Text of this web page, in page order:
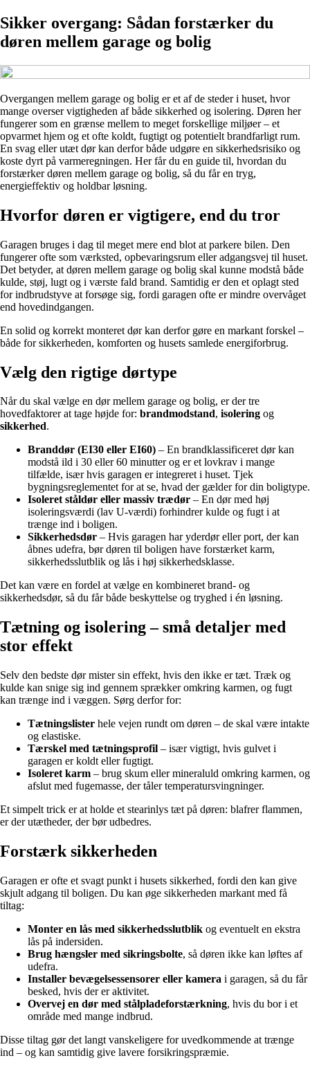
Sikker overgang: Sådan forstærker du
døren mellem garage og bolig
Overgangen mellem garage og bolig er et af de steder i huset, hvor
mange overser vigtigheden af både sikkerhed og isolering. Døren her
fungerer som en grænse mellem to meget forskellige miljøer – et
opvarmet hjem og et ofte koldt, fugtigt og potentielt brandfarligt rum.
En svag eller utæt dør kan derfor både udgøre en sikkerhedsrisiko og
koste dyrt på varmeregningen. Her får du en guide til, hvordan du
forstærker døren mellem garage og bolig, så du får en tryg,
energieffektiv og holdbar løsning.
Hvorfor døren er vigtigere, end du tror
Garagen bruges i dag til meget mere end blot at parkere bilen. Den
fungerer ofte som værksted, opbevaringsrum eller adgangsvej til huset.
Det betyder, at døren mellem garage og bolig skal kunne modstå både
kulde, støj, lugt og i værste fald brand. Samtidig er den et oplagt sted
for indbrudstyve at forsøge sig, fordi garagen ofte er mindre overvåget
end hovedindgangen.
En solid og korrekt monteret dør kan derfor gøre en markant forskel –
både for sikkerheden, komforten og husets samlede energiforbrug.
Vælg den rigtige dørtype
Når du skal vælge en dør mellem garage og bolig, er der tre
hovedfaktorer at tage højde for: brandmodstand, isolering og
sikkerhed.
Branddør (EI30 eller EI60) – En brandklassificeret dør kan
modstå ild i 30 eller 60 minutter og er et lovkrav i mange
tilfælde, især hvis garagen er integreret i huset. Tjek
bygningsreglementet for at se, hvad der gælder for din boligtype.
Isoleret ståldør eller massiv trædør – En dør med høj
isoleringsværdi (lav U-værdi) forhindrer kulde og fugt i at
trænge ind i boligen.
Sikkerhedsdør – Hvis garagen har yderdør eller port, der kan
åbnes udefra, bør døren til boligen have forstærket karm,
sikkerhedsslutblik og lås i høj sikkerhedsklasse.
Det kan være en fordel at vælge en kombineret brand- og
sikkerhedsdør, så du får både beskyttelse og tryghed i én løsning.
Tætning og isolering – små detaljer med
stor effekt
Selv den bedste dør mister sin effekt, hvis den ikke er tæt. Træk og
kulde kan snige sig ind gennem sprækker omkring karmen, og fugt
kan trænge ind i væggen. Sørg derfor for:
Tætningslister hele vejen rundt om døren – de skal være intakte
og elastiske.
Tærskel med tætningsprofil – især vigtigt, hvis gulvet i
garagen er koldt eller fugtigt.
Isoleret karm – brug skum eller mineraluld omkring karmen, og
afslut med fugemasse, der tåler temperatursvingninger.
Et simpelt trick er at holde et stearinlys tæt på døren: blafrer flammen,
er der utætheder, der bør udbedres.
Forstærk sikkerheden
Garagen er ofte et svagt punkt i husets sikkerhed, fordi den kan give
skjult adgang til boligen. Du kan øge sikkerheden markant med få
tiltag:
Monter en lås med sikkerhedsslutblik og eventuelt en ekstra
lås på indersiden.
Brug hængsler med sikringsbolte, så døren ikke kan løftes af
udefra.
Installer bevægelsessensorer eller kamera i garagen, så du får
besked, hvis der er aktivitet.
Overvej en dør med stålpladeforstærkning, hvis du bor i et
område med mange indbrud.
Disse tiltag gør det langt vanskeligere for uvedkommende at trænge
ind – og kan samtidig give lavere forsikringspræmie.